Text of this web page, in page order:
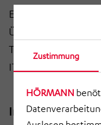
Zustimmung
HÖRMANN
Erstellung der
Übergabepunkten
Transparente
IT